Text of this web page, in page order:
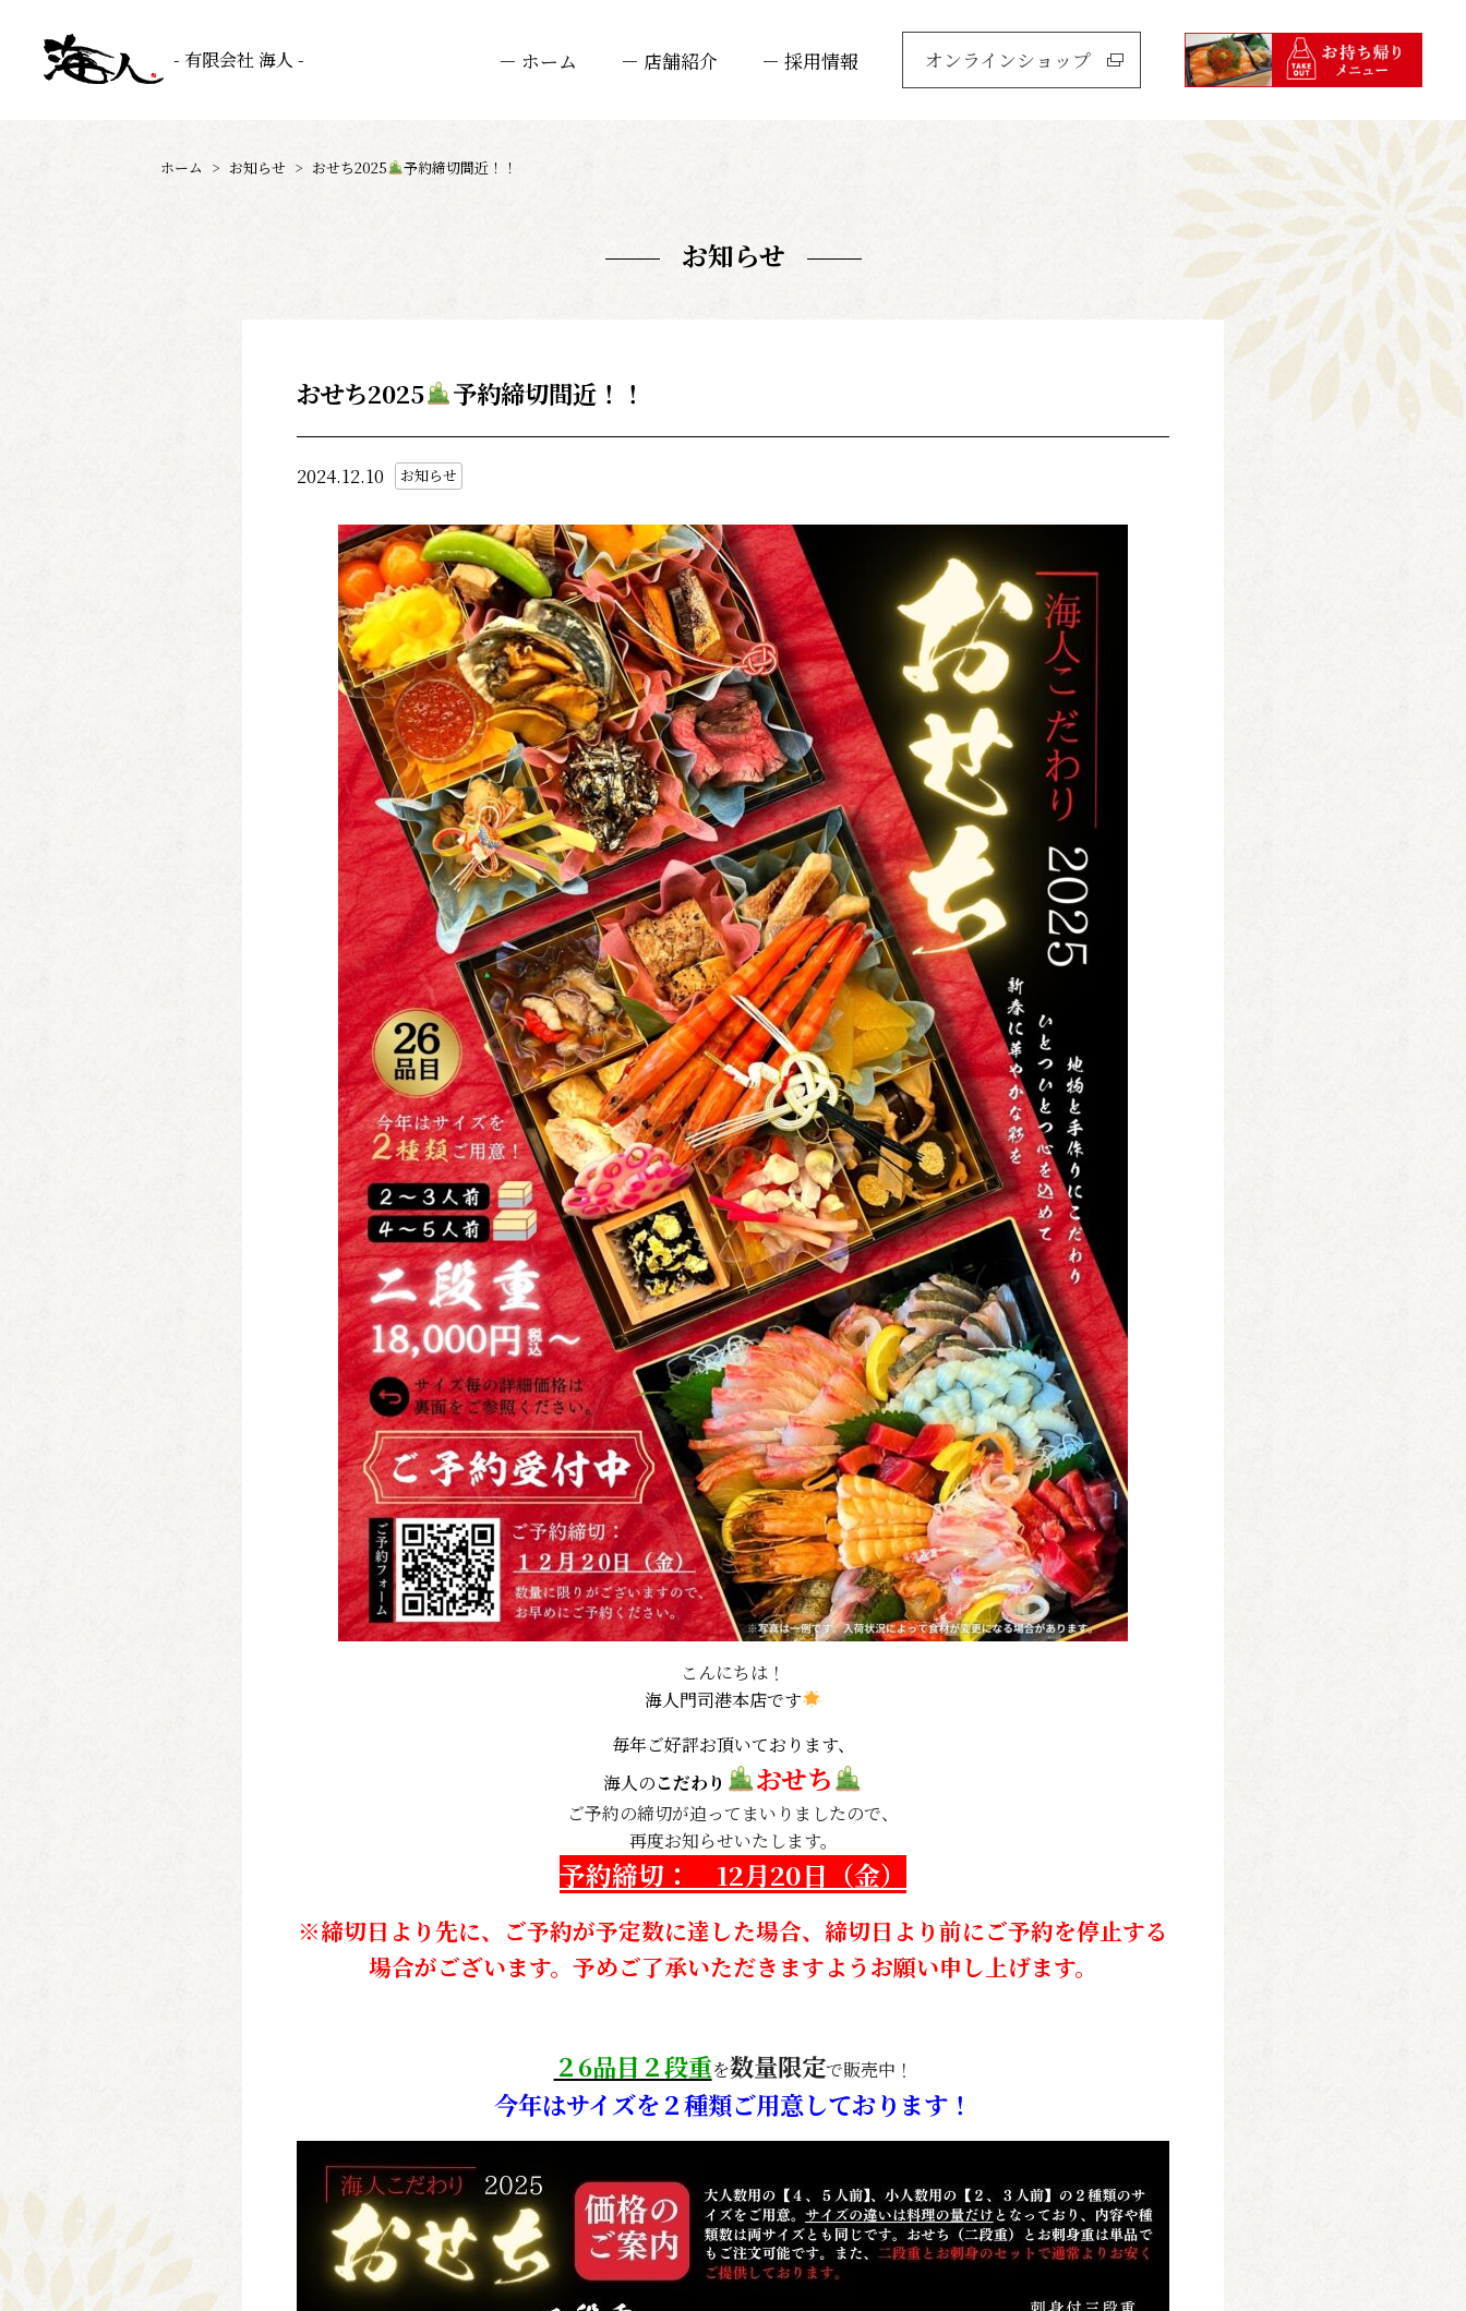
- 有限会社 海人 - － ホーム － 店舗紹介 － 採用情報 オンラインショップ
ホーム > お知らせ > おせち2025 予約締切間近！！
お知らせ
おせち2025 予約締切間近！！
2024.12.10 お知らせ
こんにちは！
海人門司港本店です
毎年ご好評お頂いております、
海人のこだわり おせち
ご予約の締切が迫ってまいりましたので、
再度お知らせいたします。
予約締切： 12月20日（金）
※締切日より先に、ご予約が予定数に達した場合、 締切日より前にご予約を停止する
場合がございます。予めご了承いただきますようお願い申し上げます。
２6品目２段重を数量限定で販売中！
今年はサイズを２種類ご用意しております！